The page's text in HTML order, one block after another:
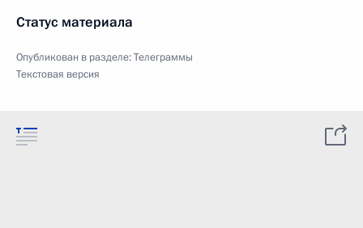
Статус материала
Опубликован в разделе:Телеграммы
Текстовая версия